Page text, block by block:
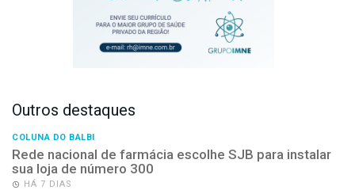
Outros destaques
COLUNA DO BALBI
Rede nacional de farmácia escolhe SJB para instalar
sua loja de número 300
HÁ 7 DIAS